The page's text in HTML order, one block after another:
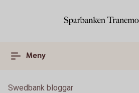
Meny
Swedbank bloggar